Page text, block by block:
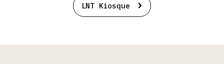
LNT Kiosque